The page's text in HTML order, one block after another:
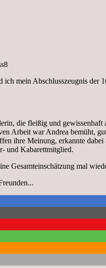
mein Abschlusszeugnis der
die fleißig und
Arbeit war Andrea bemüht,
ihre Meinung, erkannte
und Kabarettmitglied.
Gesamteinschätzung mal